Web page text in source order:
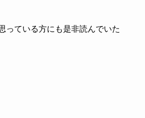
っている方にも是非読んでいた